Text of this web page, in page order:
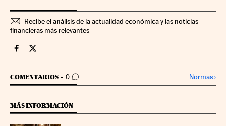
Recibe el análisis de la actualidad económica y las noticias
financieras más relevantes
Fortunas Cinco Días en Facebook
Fortunas Cinco Días en Twitter
COMENTARIOS 0
IR A LOS COMENTARIOS Normas›
MÁS INFORMACIÓN